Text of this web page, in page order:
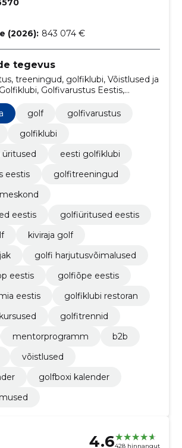
(2026): 843 074 €
tegevus
treeningud, golfiklubi, Võistlused ja
Golfivarustus Eestis,
Golfiklubi Liikmeskond,
golf
golfivarustus
golfiklubi
üritused
eesti golfiklubi
eestis
golfitreeningud
eestis
golfiüritused eestis
kiviraja golf
golfi harjutusvõimalused
eestis
golfiõpe eestis
eestis
golfiklubi restoran
golfitrennid
mentorprogramm
b2b
võistlused
golfboxi kalender
4.6428 hinnangut